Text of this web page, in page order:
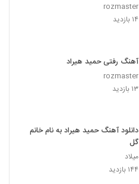
rozmaster
۱۴ بازدید
آهنگ رفتی حمید هیراد
rozmaster
۱۳ بازدید
دانلود آهنگ حمید هیراد به نام خانم
گل
میلاد
۱۴۴ بازدید